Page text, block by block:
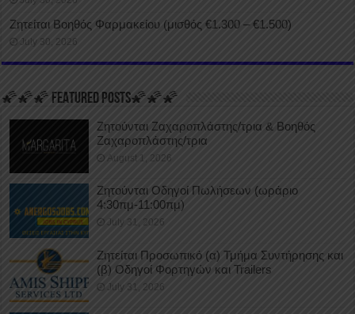
Ζητείται Βοηθός Φαρμακείου (μισθός €1.300 – €1.500)
July 30, 2026
🌠🌠🌠 FEATURED POSTS🌠🌠🌠
Ζητούνται Ζαχαροπλάστης/τρια & Βοηθός
Ζαχαροπλάστης/τρια
August 1, 2026
Ζητούνται Οδηγοί Πωλήσεων (ωράριο
4:30πμ-11:00πμ)
July 31, 2026
Ζητείται Προσωπικό (α) Τμήμα Συντήρησης και
(β) Οδηγοί Φορτηγών και Trailers
July 31, 2026